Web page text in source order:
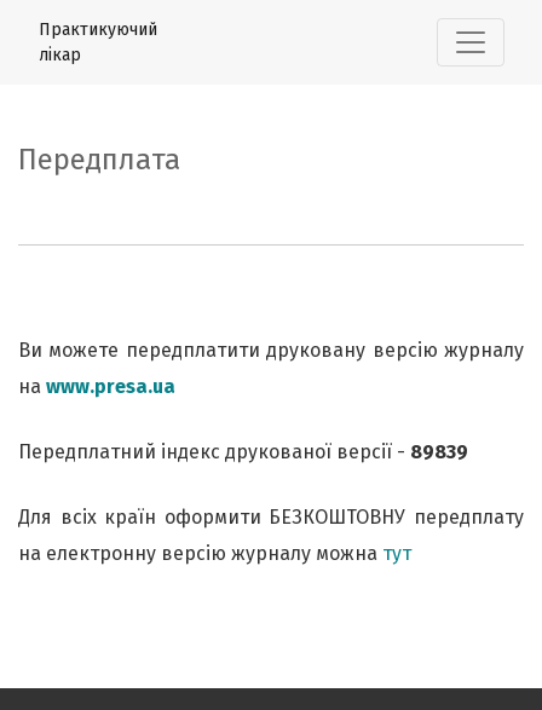
Передплата
Практикуючий
лікар
Передплата
Ви можете передплатити друковану версію журналу
на www.presa.ua
Передплатний індекс друкованої версії - 89839
Для всіх країн оформити БЕЗКОШТОВНУ передплату
на електронну версію журналу можна тут